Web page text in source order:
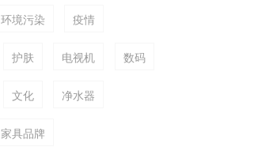
环境污染 疫情
护肤 电视机 数码
文化 净水器
家具品牌